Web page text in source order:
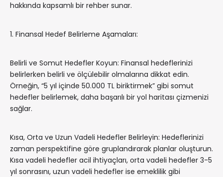
hakkında kapsamlı bir rehber sunar.
1. Finansal Hedef Belirleme Aşamaları:
Belirli ve Somut Hedefler Koyun: Finansal hedeflerinizi
belirlerken belirli ve ölçülebilir olmalarına dikkat edin.
Örneğin, “5 yıl içinde 50.000 TL biriktirmek” gibi somut
hedefler belirlemek, daha başarılı bir yol haritası çizmenizi
sağlar.
Kısa, Orta ve Uzun Vadeli Hedefler Belirleyin: Hedeflerinizi
zaman perspektifine göre gruplandırarak planlar oluşturun.
Kısa vadeli hedefler acil ihtiyaçları, orta vadeli hedefler 3-5
yıl sonrasını, uzun vadeli hedefler ise emeklilik gibi